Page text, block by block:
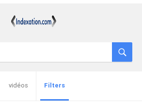
vidéos Filters